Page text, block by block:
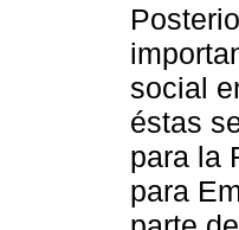
social
éstas
para la
para